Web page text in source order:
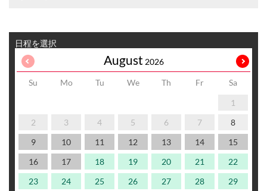
日程を選択
August 2026
Su Mo Tu We Th Fr
Sa
1
2
3 4 5 6 7
8
9
10 11 12 13 14
15
16
17 18 19 20 21
22
23
24 25 26 27 28
29